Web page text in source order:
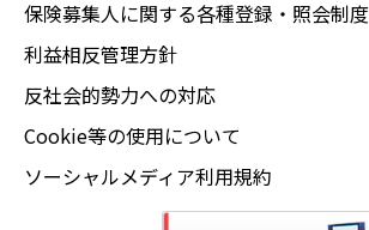
保険募集人に関する各種登録・照会制度
利益相反管理方針
反社会的勢力への対応
Cookie等の使用について
ソーシャルメディア利用規約